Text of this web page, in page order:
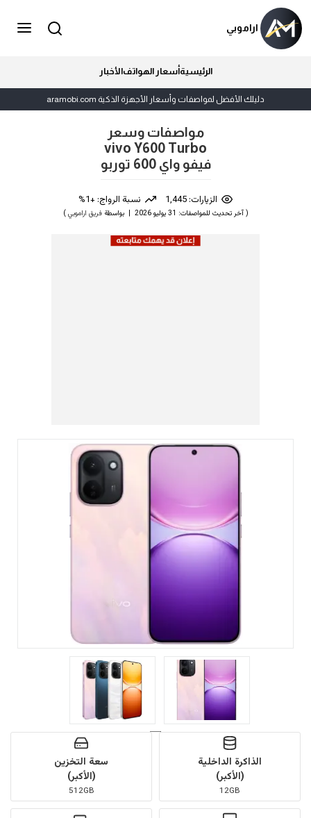
اراموبي
الرئيسيةأسعار الهواتفالأخبار
دليلك الأفضل لمواصفات وأسعار الأجهزة الذكية aramobi.com
مواصفات وسعر
vivo Y600 Turbo
فيفو واي 600 توربو
الزيارات: 1,445 نسبة الرواج: +1%
( آخر تحديث للمواصفات: 31 يوليو 2026 | بواسطة فريق اراموبي)
الذاكرة الداخلية
(الأكبر)
12GB
سعة التخزين
(الأكبر)
512GB